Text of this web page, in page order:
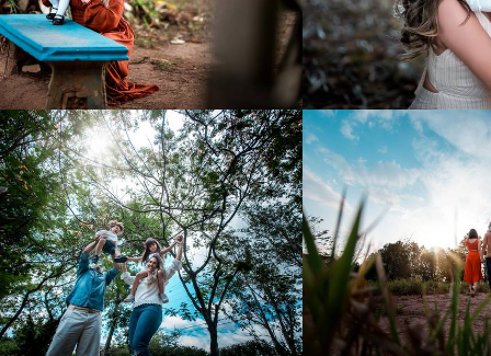
843 40 840
876 71 978